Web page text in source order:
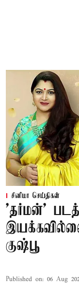
சினிமா செய்திகள்
'தர்மன்'
குஷ்பூ
Published on: 06 Aug